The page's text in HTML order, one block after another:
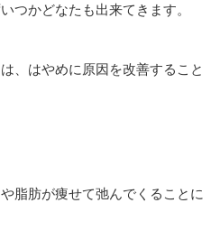
つかどなたも出来てきます。
、はやめに原因を改善すること
脂肪が痩せて弛んでくることに